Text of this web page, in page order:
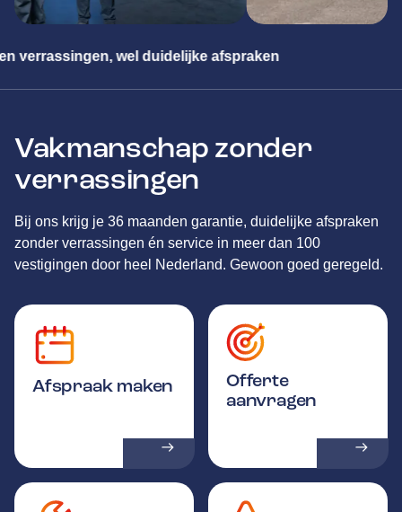
Meester in alle merken
Vakmanschap zonder
verrassingen
Bij ons krijg je 36 maanden garantie, duidelijke afspraken
zonder verrassingen én service in meer dan 100
vestigingen door heel Nederland. Gewoon goed geregeld.
Afspraak maken
Offerte
aanvragen